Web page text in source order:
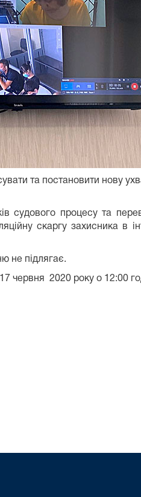
та постановити нову
судового процесу та
скаргу захисника в
не підлягає.
червня 2020 року о 12:00